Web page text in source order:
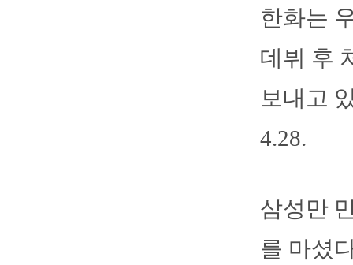
한화는
데뷔 후
보내고
4.28.
삼성만
를 마셨